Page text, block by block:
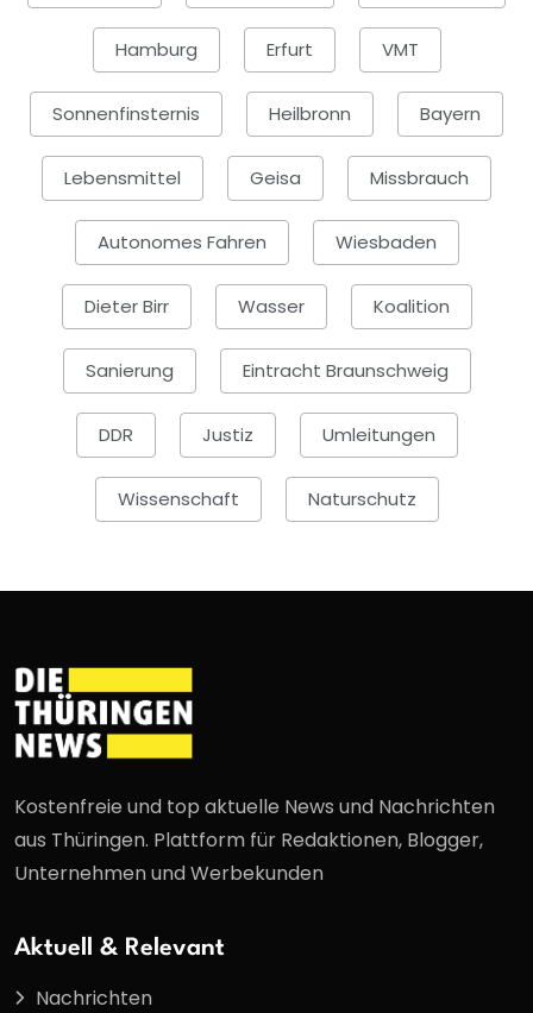
Hamburg Erfurt VMT
Sonnenfinsternis Heilbronn Bayern
Lebensmittel Geisa Missbrauch
Autonomes Fahren Wiesbaden
Dieter Birr Wasser Koalition
Sanierung Eintracht Braunschweig
DDR Justiz Umleitungen
Wissenschaft Naturschutz
Kostenfreie und top aktuelle News und Nachrichten
aus Thüringen. Plattform für Redaktionen, Blogger,
Unternehmen und Werbekunden
Aktuell & Relevant
Nachrichten